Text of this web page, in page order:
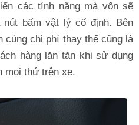
các tính năng mà vốn sẽ
bấm vật lý cố định. Bên
cùng chi phí thay thế cũng là
hàng lăn tăn khi sử dụng
mọi thứ trên xe.